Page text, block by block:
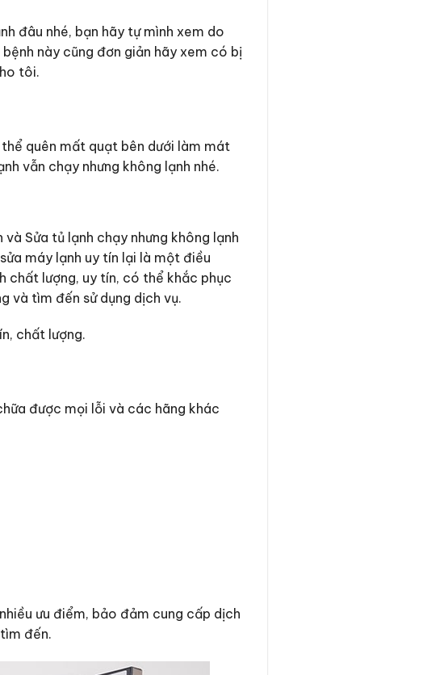
đâu nhé, bạn hãy tự mình xem do
này cũng đơn giản hãy xem có bị
tôi.
quên mất quạt bên dưới làm mát
vẫn chạy nhưng không lạnh nhé.
Sửa tủ lạnh chạy nhưng không lạnh
máy lạnh uy tín lại là một điều
chất lượng, uy tín, có thể khắc phục
và tìm đến sử dụng dịch vụ.
chất lượng.
được mọi lỗi và các hãng khác
ưu điểm, bảo đảm cung cấp dịch
đến.